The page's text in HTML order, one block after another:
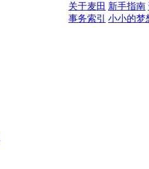
关于麦田 新手指南
事务索引
小小的梦